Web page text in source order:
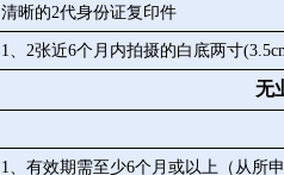
清晰的2代身份证复印件
1、2张近6个月内拍摄的白底两寸
无
1、有效期需至少6个月或以上（从所